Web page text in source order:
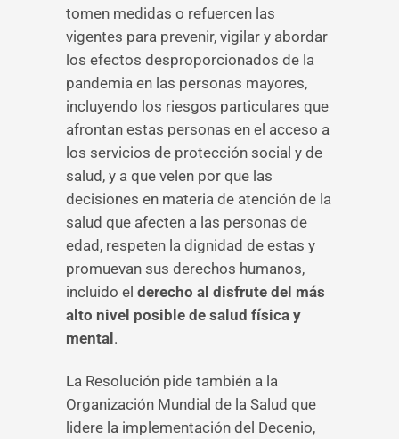
tomen medidas o refuercen las
vigentes para prevenir, vigilar y abordar
los efectos desproporcionados de la
pandemia en las personas mayores,
incluyendo los riesgos particulares que
afrontan estas personas en el acceso a
los servicios de protección social y de
salud, y a que velen por que las
decisiones en materia de atención de la
salud que afecten a las personas de
edad, respeten la dignidad de estas y
promuevan sus derechos humanos,
incluido el derecho al disfrute del más
alto nivel posible de salud física y
mental .
La Resolución pide también a la
Organización Mundial de la Salud que
lidere la implementación del Decenio,